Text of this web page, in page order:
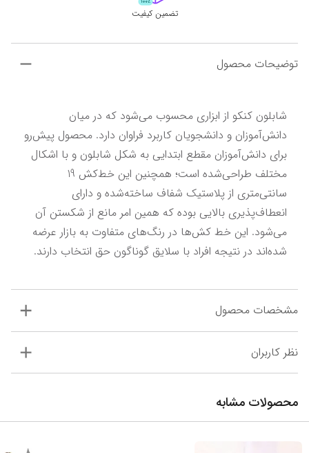
تضمین کیفیت
توضیحات محصول
شده‌اند در نتیجه افراد با سلایق گوناگون حق انتخاب دارند.
مشخصات محصول
نظر کاربران
محصولات مشابه